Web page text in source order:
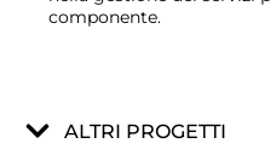
componente.
ALTRI PROGETTI